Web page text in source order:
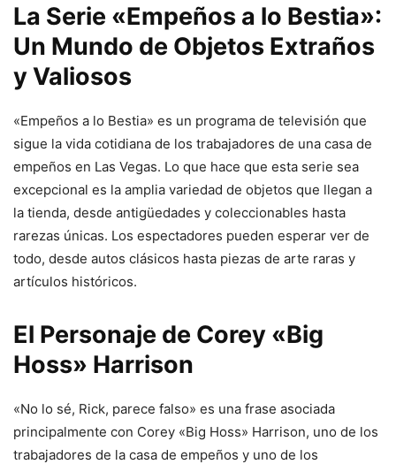
La Serie «Empeños a lo Bestia»:
Un Mundo de Objetos Extraños
y Valiosos
«Empeños a lo Bestia» es un programa de televisión que
sigue la vida cotidiana de los trabajadores de una casa de
empeños en Las Vegas. Lo que hace que esta serie sea
excepcional es la amplia variedad de objetos que llegan a
la tienda, desde antigüedades y coleccionables hasta
rarezas únicas. Los espectadores pueden esperar ver de
todo, desde autos clásicos hasta piezas de arte raras y
artículos históricos.
El Personaje de Corey «Big
Hoss» Harrison
«No lo sé, Rick, parece falso» es una frase asociada
principalmente con Corey «Big Hoss» Harrison, uno de los
trabajadores de la casa de empeños y uno de los